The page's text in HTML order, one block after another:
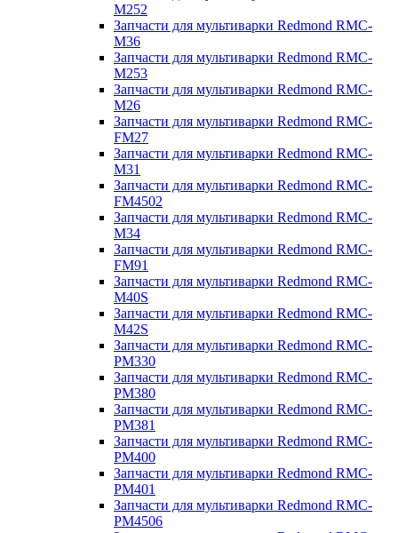
M252
Запчасти для мультиварки Redmond RMC-
M36
Запчасти для мультиварки Redmond RMC-
M253
Запчасти для мультиварки Redmond RMC-
M26
Запчасти для мультиварки Redmond RMC-
FM27
Запчасти для мультиварки Redmond RMC-
M31
Запчасти для мультиварки Redmond RMC-
FM4502
Запчасти для мультиварки Redmond RMC-
M34
Запчасти для мультиварки Redmond RMC-
FM91
Запчасти для мультиварки Redmond RMC-
M40S
Запчасти для мультиварки Redmond RMC-
M42S
Запчасти для мультиварки Redmond RMC-
PM330
Запчасти для мультиварки Redmond RMC-
PM380
Запчасти для мультиварки Redmond RMC-
PM381
Запчасти для мультиварки Redmond RMC-
PM400
Запчасти для мультиварки Redmond RMC-
PM401
Запчасти для мультиварки Redmond RMC-
PM4506